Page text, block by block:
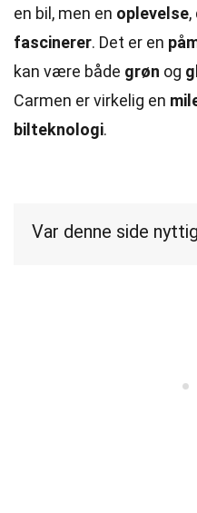
en bil, men en oplevelse,
fascinerer. Det er en
kan være både grøn og
Carmen er virkelig en
bilteknologi.
Var denne side